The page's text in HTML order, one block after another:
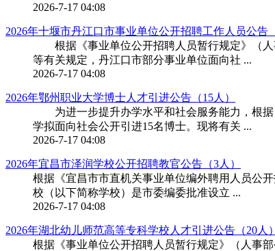
2026-7-17 04:08
2026年十堰市丹江口市事业单位公开招聘工作人员公告
根据《事业单位公开招聘人员暂行规定》（人
等有关规定，丹江口市部分事业单位面向社 ...
2026-7-17 04:08
2026年鄂州职业大学博士人才引进公告（15人）
为进一步提升办学水平和社会服务能力，根据
学拟面向社会公开引进15名博士。现将有关 ...
2026-7-17 04:08
2026年宜昌市泽润学校公开招聘教官公告（3人）
根据《宜昌市市直机关事业单位编外聘用人员公
校（以下简称学校）是市委编委批准设立 ...
2026-7-17 04:08
2026年湖北幼儿师范高等专科学校人才引进公告（20人）
根据《事业单位公开招聘人员暂行规定》（人事